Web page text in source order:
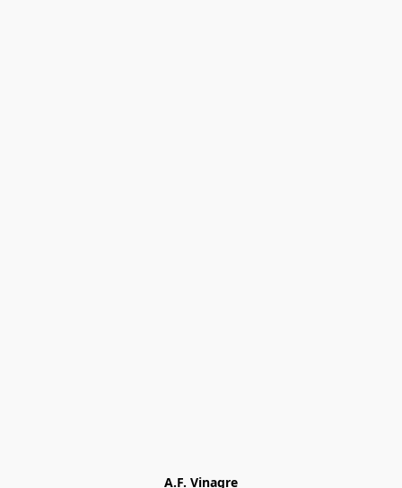
A.F. Vinagre